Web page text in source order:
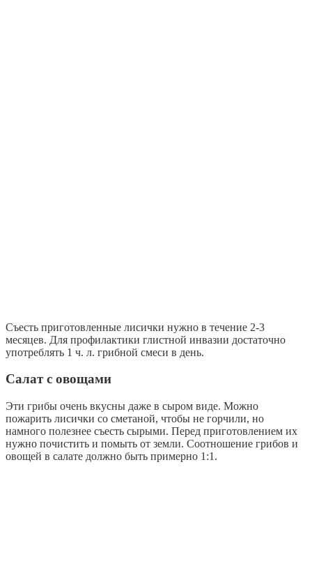
Съесть приготовленные лисички нужно в течение 2-3
месяцев. Для профилактики глистной инвазии достаточно
употреблять 1 ч. л. грибной смеси в день.
Салат с овощами
Эти грибы очень вкусны даже в сыром виде. Можно
пожарить лисички со сметаной, чтобы не горчили, но
намного полезнее съесть сырыми. Перед приготовлением их
нужно почистить и помыть от земли. Соотношение грибов и
овощей в салате должно быть примерно 1:1.